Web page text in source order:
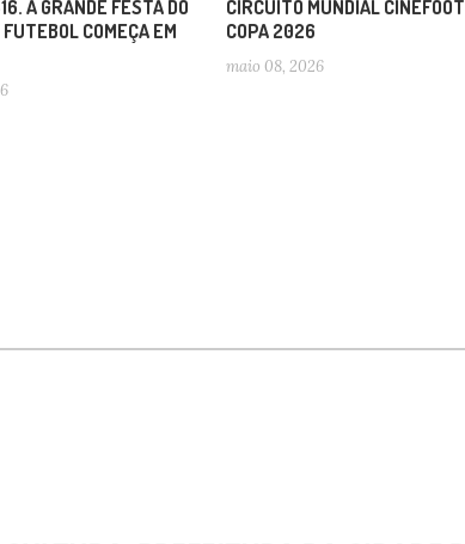
A GRANDE FESTA DO
COMEÇA EM
CIRCUITO MUNDIAL CINEFOOT
COPA 2026
maio 08, 2026